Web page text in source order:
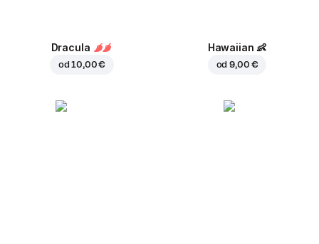
Dracula
od10,00 €
Hawaiian 👶
od9,00 €